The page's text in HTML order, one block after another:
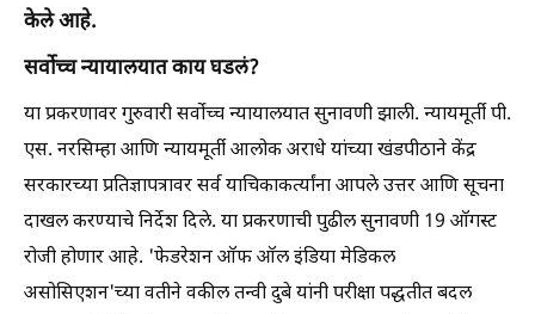
केले आहे.
सर्वोच्च न्यायालयात काय घडलं?
या प्रकरणावर गुरुवारी सर्वोच्च न्यायालयात सुनावणी झाली. न्यायमूर्ती पी.
एस. नरसिम्हा आणि न्यायमूर्ती आलोक अराधे यांच्या खंडपीठाने केंद्र
सरकारच्या प्रतिज्ञापत्रावर सर्व याचिकाकर्त्यांना आपले उत्तर आणि सूचना
दाखल करण्याचे निर्देश दिले. या प्रकरणाची पुढील सुनावणी 19 ऑगस्ट
रोजी होणार आहे. 'फेडरेशन ऑफ ऑल इंडिया मेडिकल
असोसिएशन'च्या वतीने वकील तन्वी दुबे यांनी परीक्षा पद्धतीत बदल